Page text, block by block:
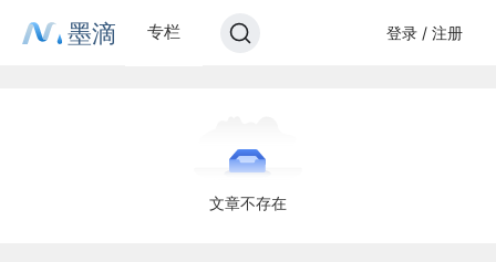
墨滴 专栏 登录 / 注册
文章不存在